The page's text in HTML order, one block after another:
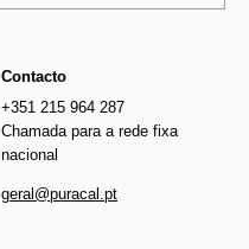
Contacto
+351 215 964 287
Chamada para a rede fixa
nacional
geral@puracal.pt